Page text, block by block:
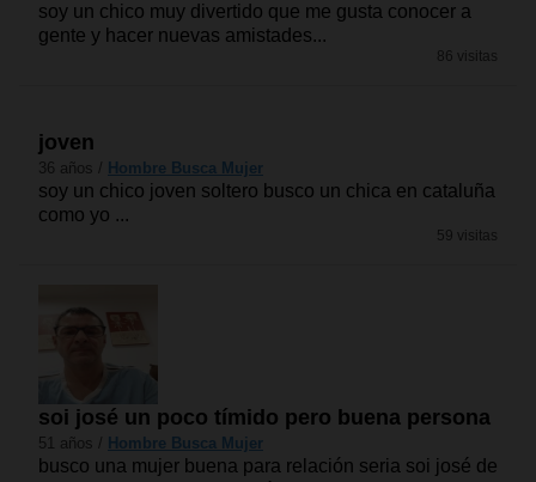
soy un chico muy divertido que me gusta conocer a
gente y hacer nuevas amistades...
86 visitas
joven
36 años / Hombre Busca Mujer
soy un chico joven soltero busco un chica en cataluña
como yo ...
59 visitas
soi josé un poco tímido pero buena persona
51 años / Hombre Busca Mujer
busco una mujer buena para relación seria soi josé de